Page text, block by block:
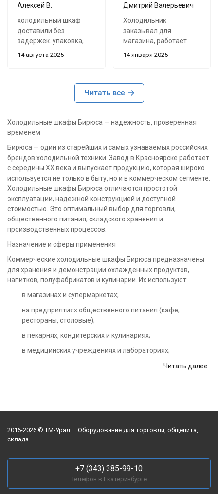
Алексей В.
холодильный шкаф
доставили без
задержек. упаковка,
гарантийный - все ок.
помещаются 6 полок с
банками/бутылками. Не
компакт, но в пределах
встаёт отлично.
Температура держит
ровно -без перепадов
👍
Простая механика —
панели управления
привычные: термостат
сигналит, щелчки
слышны — всё понятно
даже новичку.Шум при
компрессора слышен —
если рядом всегда
тихо, напрягает.
14 августа 2025
Дмитрий Валерьевич
Холодильник
заказывал для
магазина, работает
отлично, охлаждает
даже в жару. Объём
приличный, полки
удобные, ничего не
можно организовать
14 января 2025
Читать все
Холодильные шкафы Бирюса — надежность, проверенная
временем
Бирюса — один из старейших и самых узнаваемых российских
брендов холодильной техники. Завод в Красноярске работает
с середины XX века и выпускает продукцию, которая широко
используется не только в быту, но и в коммерческом сегменте.
Холодильные шкафы Бирюса отличаются простотой
эксплуатации, надежной конструкцией и доступной
стоимостью. Это оптимальный выбор для торговли,
общественного питания, складского хранения и
производственных процессов.
Назначение и сферы применения
Коммерческие холодильные шкафы Бирюса предназначены
для хранения и демонстрации охлажденных продуктов,
напитков, полуфабрикатов и кулинарии. Их используют:
в магазинах и супермаркетах;
на предприятиях общественного питания (кафе,
рестораны, столовые);
в пекарнях, кондитерских и кулинариях;
в медицинских учреждениях и лабораториях;
на предприятиях пищевой промышленности.
Преимущества холодильных
шкафов Бирюса
1. Стабильная работа при разных условиях. Техника
адаптирована к перепадам напряжения и колебаниям
температуры окружающей среды. Это особенно важно при
Читать далее
2016-2026 © ТМ-Урал — Оборудование для торговли, общепита,
склада
+7 (343) 385-99-10
Телефон в Екатеринбурге